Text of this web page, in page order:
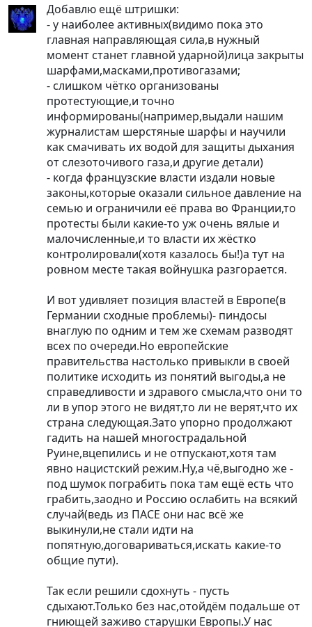
Добавлю ещё штришки:
- у наиболее активных(видимо пока это
главная направляющая сила,в нужный
момент станет главной ударной)лица закрыты
шарфами,масками,противогазами;
- слишком чётко организованы
протестующие,и точно
информированы(например,выдали нашим
журналистам шерстяные шарфы и научили
как смачивать их водой для защиты дыхания
от слезоточивого газа,и другие детали)
- когда французские власти издали новые
законы,которые оказали сильное давление на
семью и ограничили её права во Франции,то
протесты были какие-то уж очень вялые и
малочисленные,и то власти их жёстко
контролировали(хотя казалось бы!)а тут на
ровном месте такая войнушка разгорается.
И вот удивляет позиция властей в Европе(в
Германии сходные проблемы)- пиндосы
внаглую по одним и тем же схемам разводят
всех по очереди.Но европейские
правительства настолько привыкли в своей
политике исходить из понятий выгоды,а не
справедливости и здравого смысла,что они то
ли в упор этого не видят,то ли не верят,что их
страна следующая.Зато упорно продолжают
гадить на нашей многострадальной
Руине,вцепились и не отпускают,хотя там
явно нацистский режим.Ну,а чё,выгодно же -
под шумок пограбить пока там ещё есть что
грабить,заодно и Россию ослабить на всякий
случай(ведь из ПАСЕ они нас всё же
выкинули,не стали идти на
попятную,договариваться,искать какие-то
общие пути).
Так если решили сдохнуть - пусть
сдыхают.Только без нас,отойдём подальше от
гниющей заживо старушки Европы.У нас